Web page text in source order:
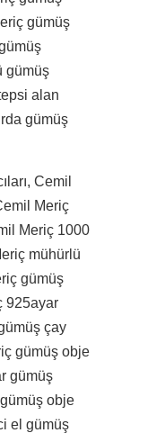
gümüş
gümüş
alan
gümüş
Cemil
Meriç
Meriç 1000
mühürlü
gümüş
925ayar
çay
gümüş obje
gümüş
obje
el gümüş